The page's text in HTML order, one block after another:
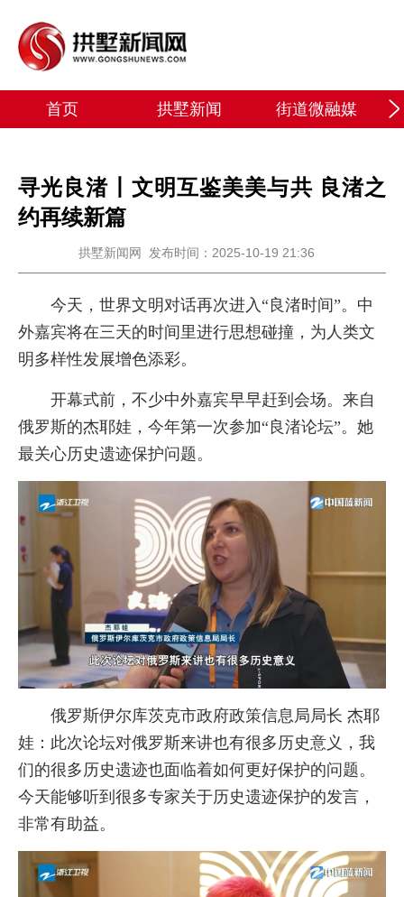
首页 拱墅新闻 街道微融媒
寻光良渚丨文明互鉴美美与共 良渚之
约再续新篇
拱墅新闻网 发布时间：2025-10-19 21:36
今天，世界文明对话再次进入“良渚时间”。中
外嘉宾将在三天的时间里进行思想碰撞，为人类文
明多样性发展增色添彩。
开幕式前，不少中外嘉宾早早赶到会场。来自
俄罗斯的杰耶娃，今年第一次参加“良渚论坛”。她
最关心历史遗迹保护问题。
俄罗斯伊尔库茨克市政府政策信息局局长 杰耶
娃：此次论坛对俄罗斯来讲也有很多历史意义，我
们的很多历史遗迹也面临着如何更好保护的问题。
今天能够听到很多专家关于历史遗迹保护的发言，
非常有助益。